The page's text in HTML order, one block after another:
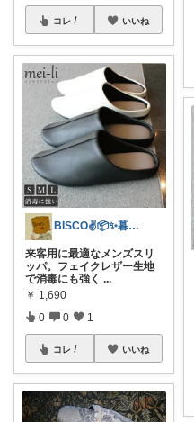
コレ いいね
BISCO✌️📦✨暮らしの道具と服
来客用に最適なメンズスリ
ッパ。フェイクレザー生地
で消毒にも強く ...
￥ 1,690
0 0 1
コレ いいね